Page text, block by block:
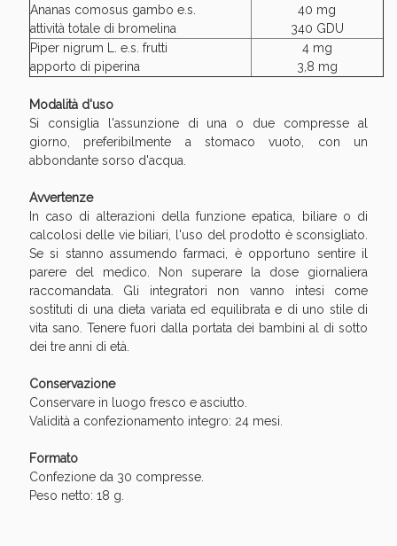
Ananas comosus gambo e.s.
attività totale di bromelina
40 mg
340 GDU
Piper nigrum L. e.s. frutti
apporto di piperina
4 mg
3,8 mg
Modalità d'uso
Si consiglia l'assunzione di una o due compresse al
giorno, preferibilmente a stomaco vuoto, con un
abbondante sorso d'acqua.
Avvertenze
In caso di alterazioni della funzione epatica, biliare o di
calcolosi delle vie biliari, l'uso del prodotto è sconsigliato.
Se si stanno assumendo farmaci, è opportuno sentire il
parere del medico. Non superare la dose giornaliera
raccomandata. Gli integratori non vanno intesi come
sostituti di una dieta variata ed equilibrata e di uno stile di
vita sano. Tenere fuori dalla portata dei bambini al di sotto
dei tre anni di età.
Conservazione
Conservare in luogo fresco e asciutto.
Validità a confezionamento integro: 24 mesi.
Formato
Confezione da 30 compresse.
Peso netto: 18 g.
Benessere Intestinale: Sconto fino al 55% valido
oggi!